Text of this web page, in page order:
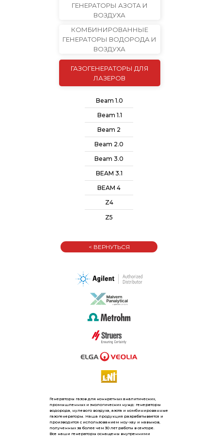
Генераторы газов для конкретных аналитических,
промышленных и экологических нужд: генераторы
водорода, нулевого воздуха, азота и комбинированные
газогенераторы. Наша продукция разрабатывается и
производится с использованием ноу-хау и навыков,
полученных за более чем 30 лет работы в секторе.
Все наши генераторы оснащены внутренними
BEAM 3.1
Beam 3.0
Beam 2.0
Beam 2
Beam 1.1
Beam 1.0
ГАЗОГЕНЕРАТОРЫ ДЛЯ
ЛАЗЕРОВ
КОМБИНИРОВАННЫЕ
ГЕНЕРАТОРЫ ВОДОРОДА И
ВОЗДУХА
ГЕНЕРАТОРЫ АЗОТА И
ВОЗДУХА
Z4
Z5
BEAM 4
< ВЕРНУТЬСЯ